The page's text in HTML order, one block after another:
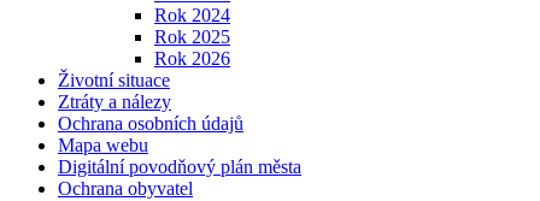
Rok 2024
Rok 2025
Rok 2026
Životní situace
Ztráty a nálezy
Ochrana osobních údajů
Mapa webu
Digitální povodňový plán města
Ochrana obyvatel